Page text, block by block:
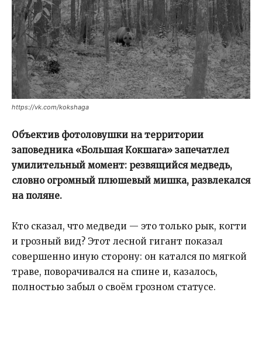
https://vk.com/kokshaga
Объектив фотоловушки на территории
заповедника «Большая Кокшага» запечатлел
умилительный момент: резвящийся медведь,
словно огромный плюшевый мишка, развлекался
на поляне.
Кто сказал, что медведи — это только рык, когти
и грозный вид? Этот лесной гигант показал
совершенно иную сторону: он катался по мягкой
траве, поворачивался на спине и, казалось,
полностью забыл о своём грозном статусе.